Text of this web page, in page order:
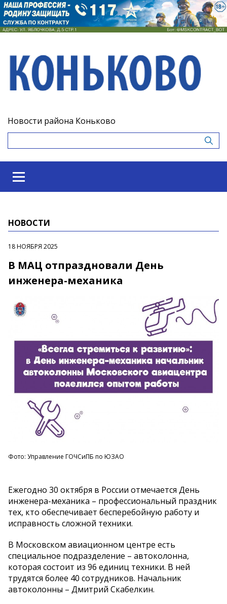
Новости района Коньково
НОВОСТИ
18 НОЯБРЯ 2025
В МАЦ отпраздновали День
инженера-механика
Фото: Управление ГОЧСиПБ по ЮЗАО
Ежегодно 30 октября в России отмечается День
инженера-механика – профессиональный праздник
тех, кто обеспечивает бесперебойную работу и
исправность сложной техники.
В Московском авиационном центре есть
специальное подразделение – автоколонна,
которая состоит из 96 единиц техники. В ней
трудятся более 40 сотрудников. Начальник
автоколонны – Дмитрий Скабелкин.